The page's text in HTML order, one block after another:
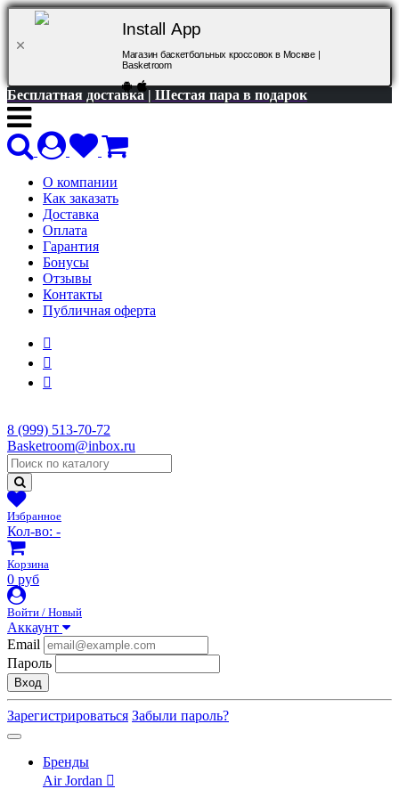
Install App
Магазин баскетбольных кроссовок в Москве |
Basketroom
Бесплатная доставка | Шестая пара в подарок
О компании
Как заказать
Доставка
Оплата
Гарантия
Бонусы
Отзывы
Контакты
Публичная оферта
8 (999) 513-70-72
Basketroom@inbox.ru
Избранное
Кол-во: -
Корзина
0 руб
Войти / Новый
Аккаунт
Email
Пароль
Вход
Зарегистрироваться Забыли пароль?
Бренды
Air Jordan